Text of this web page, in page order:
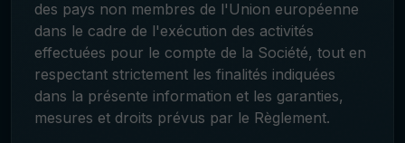
des pays non membres de l'Union européenne
dans le cadre de l'exécution des activités
effectuées pour le compte de la Société, tout en
respectant strictement les finalités indiquées
dans la présente information et les garanties,
mesures et droits prévus par le Règlement.